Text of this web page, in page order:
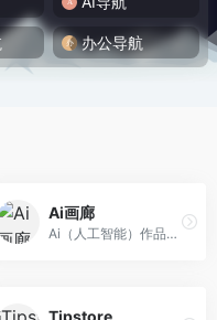
办公导航
Ai画廊
Ai（人工智能）作品画廊,Ai关键词分享,ai描述生成器,二次元Ai,novelai-naifu,aitag,mj,midjourney、sd,stable diffusion、dd,disco diffusion作品展示。
Tipstore